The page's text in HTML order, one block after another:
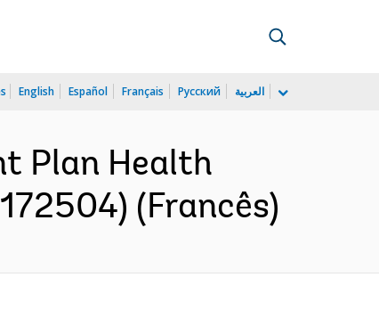
English Español Français Русский العربية
Plan Health
(Francês)